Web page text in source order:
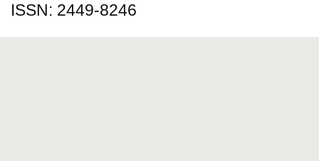
ISSN: 2449-8246